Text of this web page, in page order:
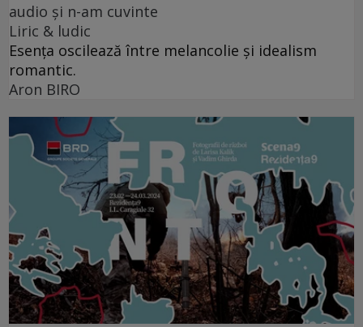
audio şi n-am cuvinte
Liric & ludic
Esența oscilează între melancolie și idealism
romantic.
Aron BIRO